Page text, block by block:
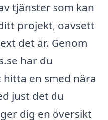
tjänster som kan
projekt, oavsett
det är. Genom
har du
en smed nära
just det du
dig en översikt